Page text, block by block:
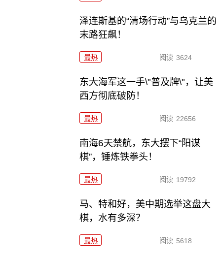
泽连斯基的“清场行动”与乌克兰的
末路狂飙！
最热 阅读 3624
东大海军这一手\"普及牌\"，让美
西方彻底破防！
最热 阅读 22656
南海6天禁航，东大摆下“阳谋
棋”，锤炼铁拳头！
最热 阅读 19792
马、特和好，美中期选举这盘大
棋，水有多深？
最热 阅读 5618